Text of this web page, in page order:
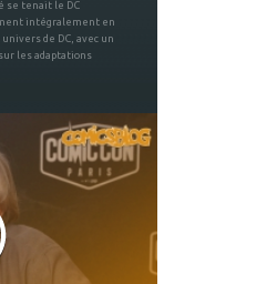
se tenait le DC
intégralement en
de DC, avec un
les adaptations